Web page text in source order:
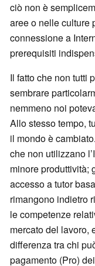
ciò non è
aree o nelle culture
connessione a
prerequisiti
Il fatto che non tutti
sembrare
nemmeno noi
Allo stesso tempo,
il mondo è
che non utilizzano
minore produttività;
accesso a tutor
rimangono indietro
le competenze
mercato del lavoro,
differenza tra chi
pagamento (Pro)